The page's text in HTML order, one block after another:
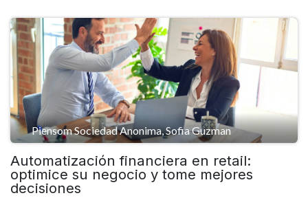
Piensom Sociedad Anonima, Sofia Guzman
Automatización financiera en retail:
optimice su negocio y tome mejores
decisiones